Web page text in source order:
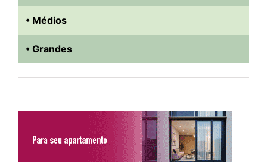
• Médios
• Grandes